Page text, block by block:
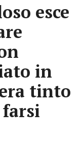
esce
in
tinto